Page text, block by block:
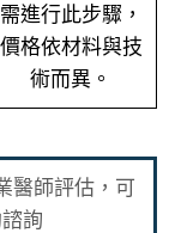
需進行此步驟，
價格依材料與技
術而異。
醫師評估，可
詢